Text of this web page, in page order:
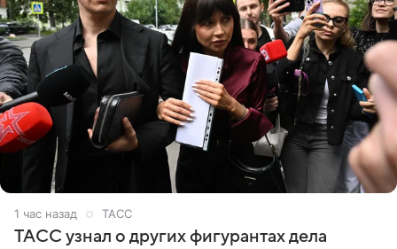
1 час назад ТАСС
ТАСС узнал о других фигурантах дела